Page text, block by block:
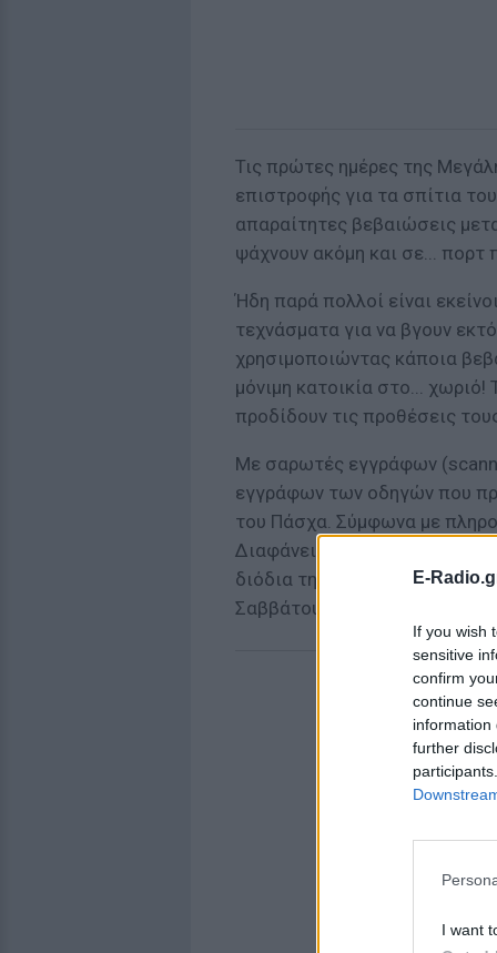
E-
If you wish
sensitive
confirm
continue
information
further
I want
Τις πρώτες ημέρες της
επιστροφής για τα σπίτια
απαραίτητες βεβαιώσεις
ψάχνουν ακόμη και σε... πορτ
Ήδη παρά πολλοί είναι
τεχνάσματα για να βγουν
χρησιμοποιώντας κάποια
μόνιμη κατοικία στο...
προδίδουν τις προθέσεις
Με σαρωτές εγγράφων
εγγράφων των οδηγών που
του Πάσχα. Σύμφωνα με
Διαφάνειας θα βρίσκονται
διόδια της Ελευσίνας και
Σαββάτου.